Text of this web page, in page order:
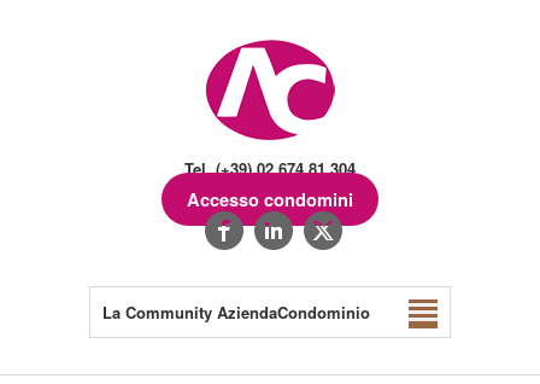
Tel. (+39) 02.674.81.304
Accesso condomini
La Community AziendaCondominio